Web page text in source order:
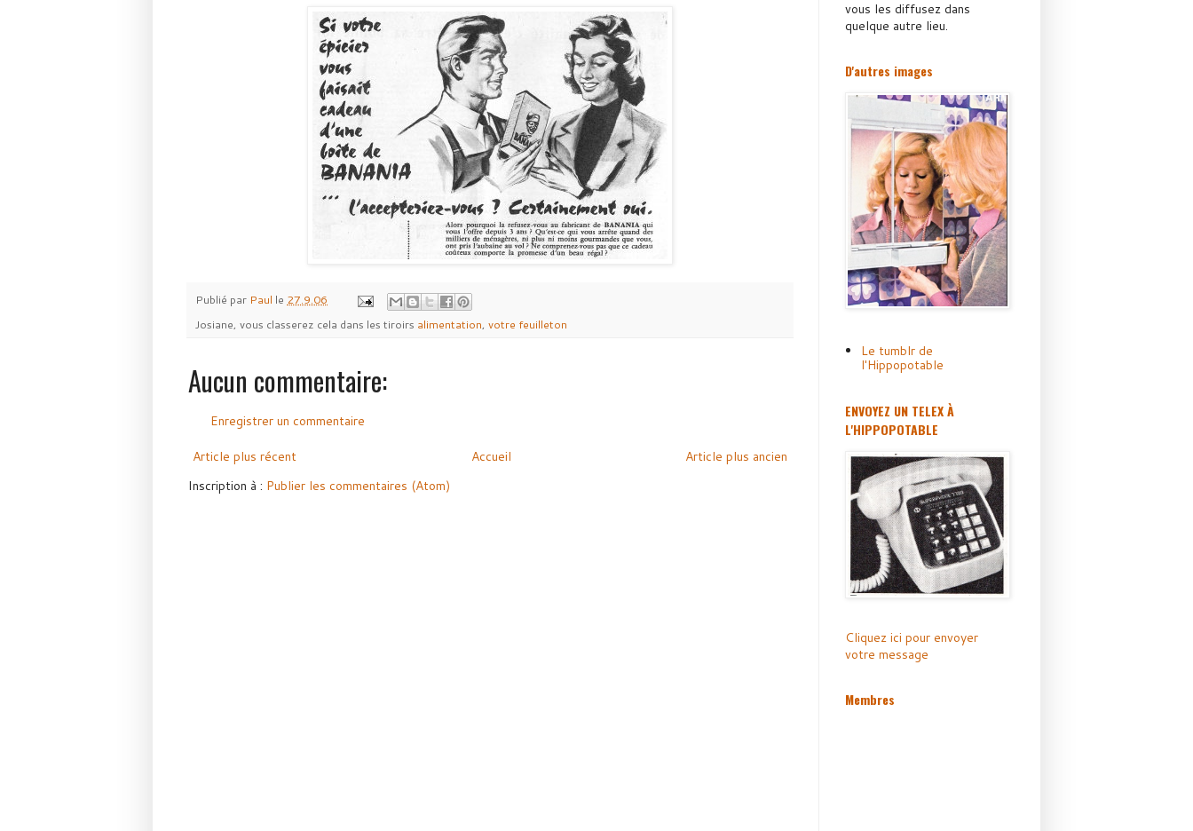
Publié par Paul le 27.9.06
Josiane, vous classerez cela dans les tiroirs alimentation, votre feuilleton
Aucun commentaire:
Enregistrer un commentaire
Article plus récent
Article plus ancien
Accueil
Inscription à : Publier les commentaires (Atom)
vous les diffusez dans
quelque autre lieu.
D'autres images
Le tumblr de
l'Hippopotable
ENVOYEZ UN TELEX À
L'HIPPOPOTABLE
Cliquez ici pour envoyer
votre message
Membres